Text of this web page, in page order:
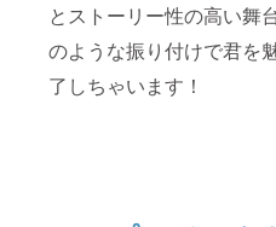
とストーリー性の高い舞
のような振り付けで君を
了しちゃいます！